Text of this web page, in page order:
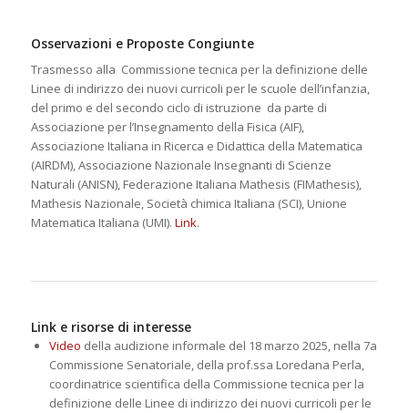
Osservazioni e Proposte Congiunte
Trasmesso alla Commissione tecnica per la definizione delle
Linee di indirizzo dei nuovi curricoli per le scuole dell’infanzia,
del primo e del secondo ciclo di istruzione da parte di
Associazione per l’Insegnamento della Fisica (AIF),
Associazione Italiana in Ricerca e Didattica della Matematica
(AIRDM), Associazione Nazionale Insegnanti di Scienze
Naturali (ANISN), Federazione Italiana Mathesis (FIMathesis),
Mathesis Nazionale, Società chimica Italiana (SCI), Unione
Matematica Italiana (UMI). Link.
Link e risorse di interesse
Video della audizione informale del 18 marzo 2025, nella 7a
Commissione Senatoriale, della prof.ssa Loredana Perla,
coordinatrice scientifica della Commissione tecnica per la
definizione delle Linee di indirizzo dei nuovi curricoli per le